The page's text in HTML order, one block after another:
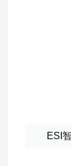
ESI